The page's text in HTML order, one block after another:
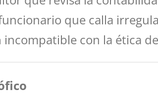
que calla
con la ética